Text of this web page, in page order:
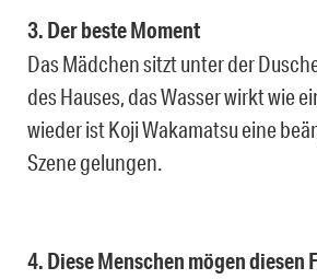
3. Der beste Moment
Das Mädchen sitzt unter der
des Hauses, das Wasser wirkt wie
wieder ist Koji Wakamatsu eine
Szene gelungen.
4. Diese Menschen mögen diesen